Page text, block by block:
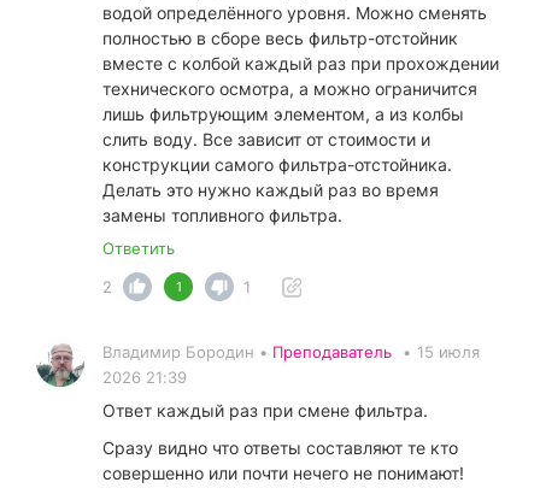
водой определённого уровня. Можно сменять
полностью в сборе весь фильтр-отстойник
вместе с колбой каждый раз при прохождении
технического осмотра, а можно ограничится
лишь фильтрующим элементом, а из колбы
слить воду. Все зависит от стоимости и
конструкции самого фильтра-отстойника.
Делать это нужно каждый раз во время
замены топливного фильтра.
Ответить
2
1 1
Владимир Бородин • Преподаватель • 15 июля
2026 21:39
Ответ каждый раз при смене фильтра.
Сразу видно что ответы составляют те кто
совершенно или почти нечего не понимают!